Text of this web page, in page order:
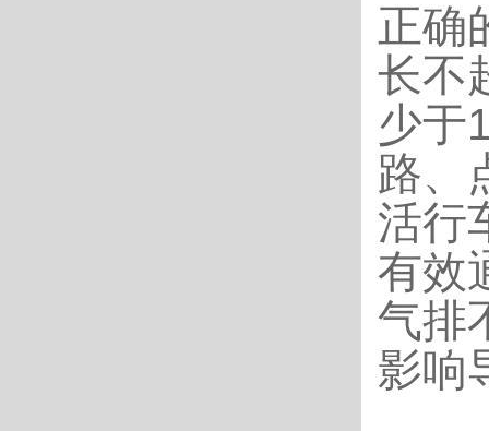
正确
长不
少于
路、
活行
有效
气排
影响